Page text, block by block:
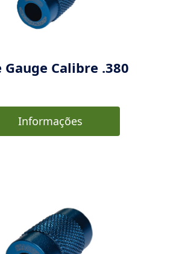
Gauge Calibre .380
Informações